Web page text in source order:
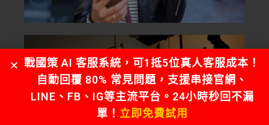
影音行銷
戰國策 AI 客服系統，可1抵5位真人客服成本！
自動回覆 80% 常見問題，支援串接官網、
LINE、FB、IG等主流平台。24小時秒回不漏
單！ 立即免費試用